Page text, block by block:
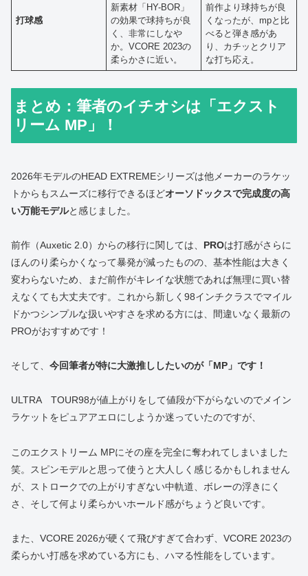
打球感
新素材「HY-BOR」
の効果で球持ちが良
く、非常にしなや
か。VCORE 2023の
柔らかさに近い。
前作より球持ちが良
くなったが、mpと比
べると弾き感があ
り、カチッとクリア
な打ち応え。
まとめ：筆者のイチオシは「エクスト
リーム MP」！
2026年モデルのHEAD EXTREMEシリーズは他メーカーのラケッ
トからもスムーズに移行できるほどオーソドックスで完成度の高
い万能モデルと感じました。
前作（Auxetic 2.0）からの移行に関しては、 PROは打感がさらに
ほんのり柔らかくなって暴発が減ったものの、基本性能は大きく
変わらないため、まだ前作がキレイな状態であれば無理に買い替
えなくても大丈夫です。これから新しく98インチクラスでマイル
ドかつシンプルな扱いやすさを求める方には、間違いなく最新の
PROがおすすめです！
そして、 今回筆者が特に大激推ししたいのが「MP」です！
ULTRA TOUR98が値上がりをして値段が下がらないのでメイン
ラケットをピュアアエロにしようか迷っていたのですが、
このエクストリーム MPにその座を完全に奪われてしまいました
笑。スピンモデルと思って使うと大人しく感じるかもしれません
が、ストロークでの上がりすぎない中軌道、ボレーの浮きにく
さ、そして何より柔らかいホールド感がちょうど良いです。
また、VCORE 2026が硬くて飛びすぎて合わず、VCORE 2023の
柔らかい打感を求めている方にも、ハマる性能をしています。